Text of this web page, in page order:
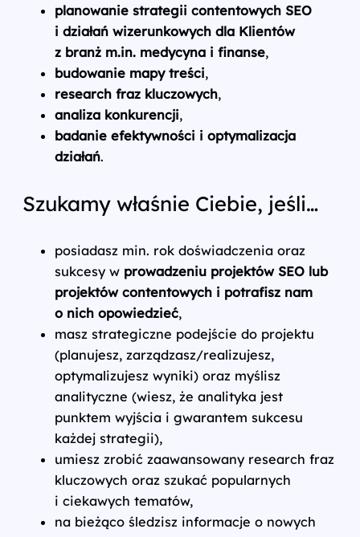
planowanie strategii contentowych SEO
i działań wizerunkowych dla Klientów
z branż m.in. medycyna i finanse,
budowanie mapy treści,
research fraz kluczowych,
analiza konkurencji,
badanie efektywności i optymalizacja
działań.
Szukamy właśnie Ciebie, jeśli…
posiadasz min. rok doświadczenia oraz
sukcesy w prowadzeniu projektów SEO lub
projektów contentowych i potrafisz nam
o nich opowiedzieć,
masz strategiczne podejście do projektu
(planujesz, zarządzasz/realizujesz,
optymalizujesz wyniki) oraz myślisz
analityczne (wiesz, że analityka jest
punktem wyjścia i gwarantem sukcesu
każdej strategii),
umiesz zrobić zaawansowany research fraz
kluczowych oraz szukać popularnych
i ciekawych tematów,
na bieżąco śledzisz informacje o nowych